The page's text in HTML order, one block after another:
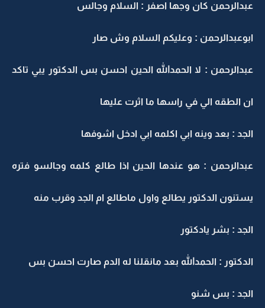
عبدالرحمن كان وجها اصفر : السلام وجالس
ابوعبدالرحمن : وعليكم السلام وش صار
عبدالرحمن : لا الحمدالله الحين احسن بس الدكتور يبي تاكد
ان الطقه الي في راسها ما اثرت عليها
الجد : بعد وينه ابي اكلمه ابي ادخل اشوفها
عبدالرحمن : هو عندها الحين اذا طالع كلمه وجالسو فتره
يستنون الدكتور يطالع واول ماطالع ام الجد وقرب منه
الجد : بشر يادكتور
الدكتور : الحمدالله بعد مانقلنا له الدم صارت احسن بس
الجد : بس شنو